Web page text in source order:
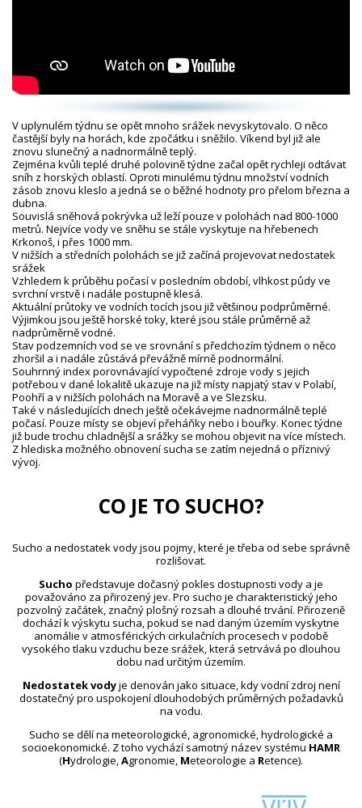
V uplynulém týdnu se opět mnoho srážek nevyskytovalo. O něco
častější byly na horách, kde zpočátku i sněžilo. Víkend byl již ale
znovu slunečný a nadnormálně teplý.
Zejména kvůli teplé druhé polovině týdne začal opět rychleji odtávat
sníh z horských oblastí. Oproti minulému týdnu množství vodních
zásob znovu kleslo a jedná se o běžné hodnoty pro přelom března a
dubna.
Souvislá sněhová pokrývka už leží pouze v polohách nad 800-1000
metrů. Nejvíce vody ve sněhu se stále vyskytuje na hřebenech
Krkonoš, i přes 1000 mm.
V nižších a středních polohách se již začíná projevovat nedostatek
srážek
Vzhledem k průběhu počasí v posledním období, vlhkost půdy ve
svrchní vrstvě i nadále postupně klesá.
Aktuální průtoky ve vodních tocích jsou již většinou podprůměrné.
Výjimkou jsou ještě horské toky, které jsou stále průměrně až
nadprůměrně vodné.
Stav podzemních vod se ve srovnání s předchozím týdnem o něco
zhoršil a i nadále zůstává převážně mírně podnormální.
Souhrnný index porovnávající vypočtené zdroje vody s jejich
potřebou v dané lokalitě ukazuje na již místy napjatý stav v Polabí,
Poohří a v nižších polohách na Moravě a ve Slezsku.
Také v následujících dnech ještě očekávejme nadnormálně teplé
počasí. Pouze místy se objeví přeháňky nebo i bouřky. Konec týdne
již bude trochu chladnější a srážky se mohou objevit na více místech.
Z hlediska možného obnovení sucha se zatím nejedná o příznivý
vývoj.
CO JE TO SUCHO?
Sucho a nedostatek vody jsou pojmy, které je třeba od sebe správně
rozlišovat.
Sucho představuje dočasný pokles dostupnosti vody a je
považováno za přirozený jev. Pro sucho je charakteristický jeho
pozvolný začátek, značný plošný rozsah a dlouhé trvání. Přirozeně
dochází k výskytu sucha, pokud se nad daným územím vyskytne
anomálie v atmosférických cirkulačních procesech v podobě
vysokého tlaku vzduchu beze srážek, která setrvává po dlouhou
dobu nad určitým územím.
Nedostatek vodyje definován jako situace, kdy vodní zdroj není
dostatečný pro uspokojení dlouhodobých průměrných požadavků
na vodu.
Sucho se dělí na meteorologické, agronomické, hydrologické a
socioekonomické. Z toho vychází samotný název systému HAMR
(Hydrologie,Agronomie, Meteorologie a Retence).